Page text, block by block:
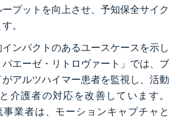
プットを向上させ、予知保全サイク
。
ンパクトのあるユースケースを示し
エーゼ・リトロヴァート」では、ブ
アルツハイマー患者を監視し、活動
介護者の対応を改善しています。
事業者は、モーションキャプチャと